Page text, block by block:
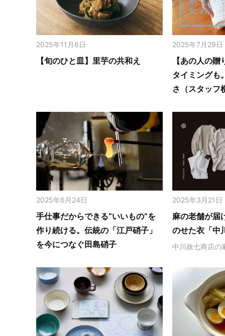
2025年11月6日
【旬のひと皿】里芋の共和え
2025年7月29日
【あの人の
タイミングも
さ（スタッフ
2025年6月24日
手仕事だからできる“いいもの”を
作り続ける。伝統の「江戸硝子」
を今につなぐ田島硝子
2025年3月21日
麻の老舗が届
のせた衣「中
中川政七商店の